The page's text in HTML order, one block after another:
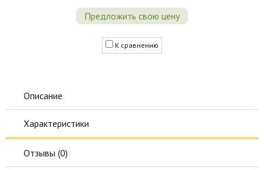
Предложить свою цену
К сравнению
Описание
Характеристики
Отзывы (0)